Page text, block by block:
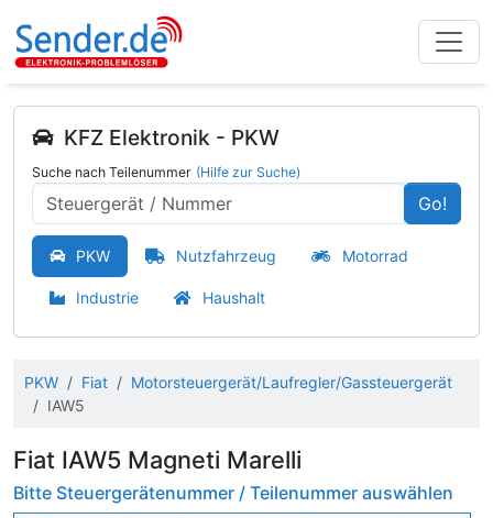
KFZ Elektronik - PKW
Suche nach Teilenummer (Hilfe zur Suche)
Go!
PKW Nutzfahrzeug Motorrad
Industrie Haushalt
PKW Fiat
Motorsteuergerät/Laufregler/Gassteuergerät
IAW5
Fiat IAW5 Magneti Marelli
Bitte Steuergerätenummer / Teilenummer auswählen